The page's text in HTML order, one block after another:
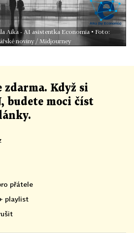
Aika - AI asistentka Economia • Foto:
noviny / Midjourney
zdarma. Když si
budete moci číst
.
přátele
playlist